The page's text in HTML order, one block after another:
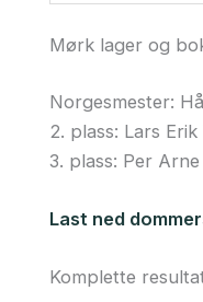
Mørk lager og
Norgesmester:
2. plass: Lars
3. plass: Per
Last ned
Komplette